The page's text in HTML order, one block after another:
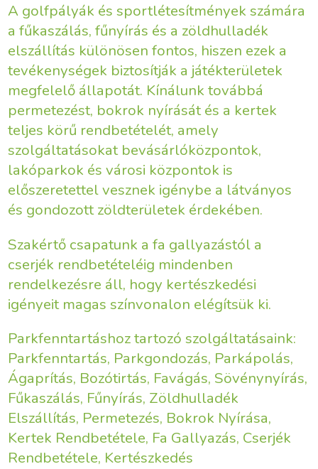
A golfpályák és sportlétesítmények számára
a fűkaszálás, fűnyírás és a zöldhulladék
elszállítás különösen fontos, hiszen ezek a
tevékenységek biztosítják a játékterületek
megfelelő állapotát. Kínálunk továbbá
permetezést, bokrok nyírását és a kertek
teljes körű rendbetételét, amely
szolgáltatásokat bevásárlóközpontok,
lakóparkok és városi központok is
előszeretettel vesznek igénybe a látványos
és gondozott zöldterületek érdekében.
Szakértő csapatunk a fa gallyazástól a
cserjék rendbetételéig mindenben
rendelkezésre áll, hogy kertészkedési
igényeit magas színvonalon elégítsük ki.
Parkfenntartáshoz tartozó szolgáltatásaink:
Parkfenntartás, Parkgondozás, Parkápolás,
Ágaprítás, Bozótirtás, Favágás, Sövénynyírás,
Fűkaszálás, Fűnyírás, Zöldhulladék
Elszállítás, Permetezés, Bokrok Nyírása,
Kertek Rendbetétele, Fa Gallyazás, Cserjék
Rendbetétele, Kertészkedés